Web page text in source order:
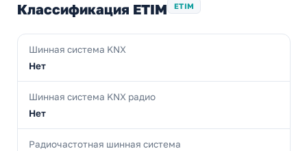
Классификация ETIM ETIM
Шинная система KNX
Нет
Шинная система KNX радио
Нет
Радиочастотная шинная система